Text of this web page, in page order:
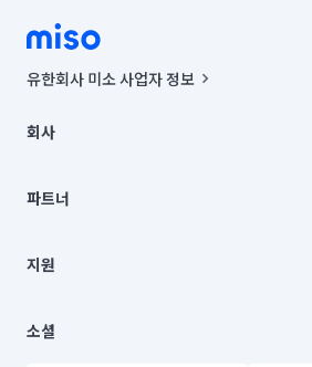
유한회사 미소 사업자 정보
00019 |
주소 | 본사: 서울특별시 종로구 율곡로 6(중학
컨택센터 : 서울특별시 종로구 수송동 율곡로
상품, 상품정보, 거래에 관한 의무와 책임은 거
언론 보도 관련 문의:
© 유한회사 미소. Miso, Inc. All Rights
회사
채용
파트너
이사
지원
이용약관
소셜